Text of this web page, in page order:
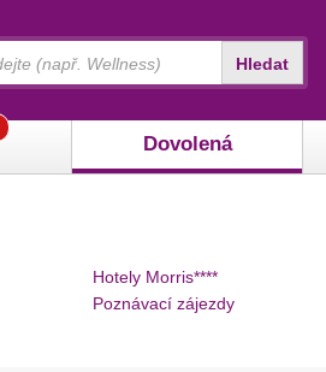
Dovolená
Hledat
Hotely Morris****
Poznávací zájezdy